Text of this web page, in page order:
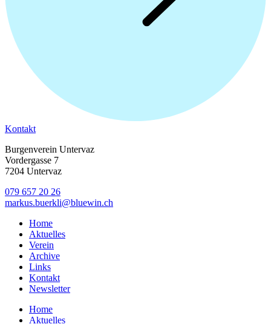
Kontakt
Burgenverein Untervaz
Vordergasse 7
7204 Untervaz
079 657 20 26
markus.buerkli@bluewin.ch
Home
Aktuelles
Verein
Archive
Links
Kontakt
Newsletter
Home
Aktuelles